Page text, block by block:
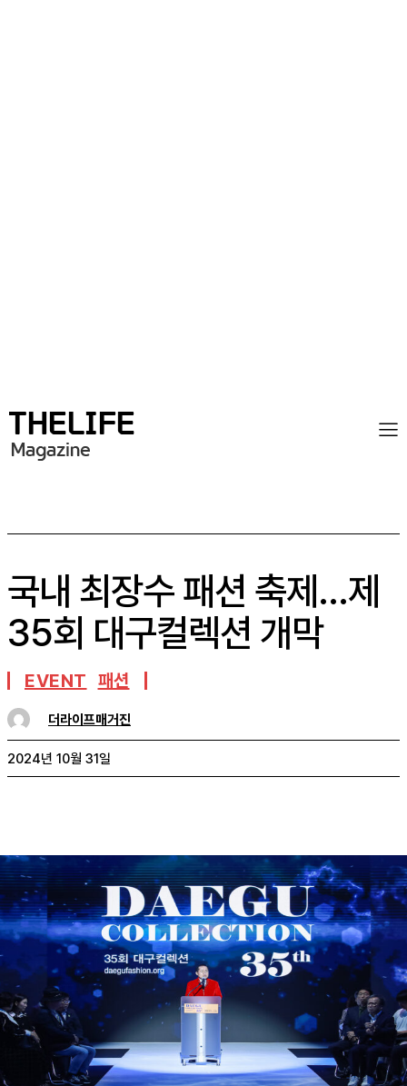
국내 최장수 패션 축제…제
35회 대구컬렉션 개막
EVENT 패션
더라이프매거진
2024년 10월 31일